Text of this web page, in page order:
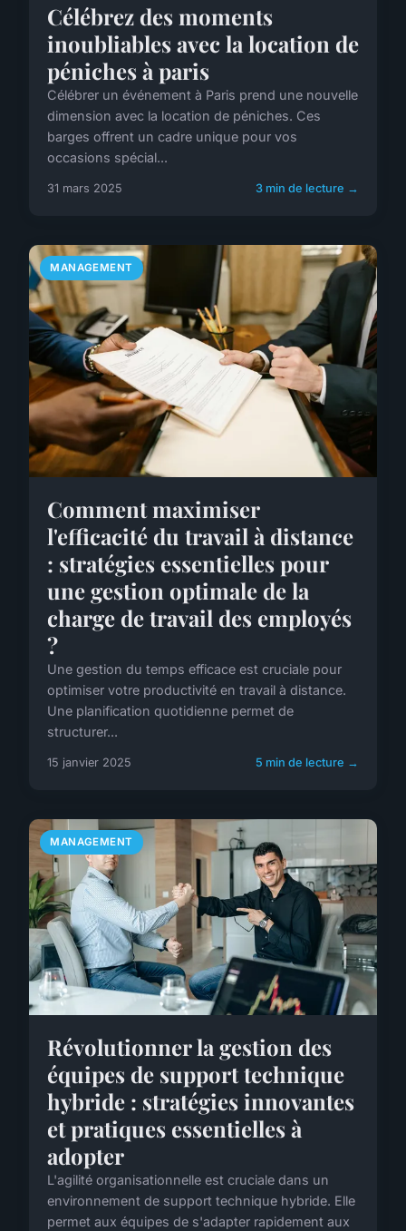
Célébrez des moments
inoubliables avec la location de
péniches à paris
Célébrer un événement à Paris prend une nouvelle
dimension avec la location de péniches. Ces
barges offrent un cadre unique pour vos
occasions spécial...
31 mars 2025 3 min de lecture →
MANAGEMENT
Comment maximiser
l'efficacité du travail à distance
: stratégies essentielles pour
une gestion optimale de la
charge de travail des employés
?
Une gestion du temps efficace est cruciale pour
optimiser votre productivité en travail à distance.
Une planification quotidienne permet de
structurer...
15 janvier 2025 5 min de lecture →
MANAGEMENT
Révolutionner la gestion des
équipes de support technique
hybride : stratégies innovantes
et pratiques essentielles à
adopter
L'agilité organisationnelle est cruciale dans un
environnement de support technique hybride. Elle
permet aux équipes de s'adapter rapidement aux